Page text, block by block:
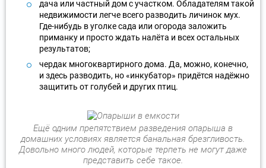
дача или частный дом с участком. Обладателям такой
недвижимости легче всего разводить личинок мух.
Где-нибудь в уголке сада или огорода заложить
приманку и просто ждать налёта и всех остальных
результатов;
чердак многоквартирного дома. Да, можно, конечно,
и здесь разводить, но «инкубатор» придётся надёжно
защитить от голубей и других птиц.
Ещё одним препятствием разведения опарыша в
домашних условиях является банальная брезгливость.
Довольно много людей, которые терпеть не могут даже
представить себе такое.